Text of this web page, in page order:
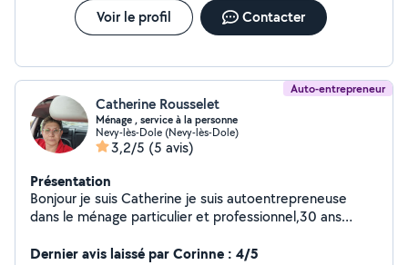
Voir le profil Contacter
Auto-entrepreneur
Catherine Rousselet
Ménage , service à la personne
Nevy-lès-Dole (Nevy-lès-Dole)
3,2/5 (5 avis)
Présentation
Bonjour je suis Catherine je suis autoentrepreneuse
dans le ménage particulier et professionnel,30 ans
pour faire votre ménage ? Pendant que vous travaillez ,
Dernier avis laissé par Corinne : 4/5